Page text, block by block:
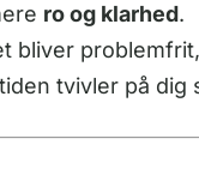
ro og klarhed.
bliver
tvivler på dig